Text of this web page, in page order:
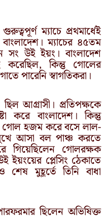
ম্যাচে প্রথমার্ধেই
ম্যাচের ৪৫তম
সং উই ইয়ং। বাংলাদেশ
করেছিল, কিন্তু গোলের
পারেনি স্বাগতিকরা।
আগ্রাসী। প্রতিপক্ষকে
করে বাংলাদেশ। কিন্তু
গোল হজম করে বসে লাল-
আসা বল পাঞ্চ করতে
গিয়েছিলেন গোলরক্ষক
ইয়ংয়ের প্লেসিং ঠেকাতে
শেষ মুহূর্তে তিনি বাধা
ছিলেন অভিষিক্ত